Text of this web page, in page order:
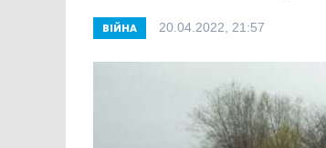
ВІЙНА 20.04.2022, 21:57